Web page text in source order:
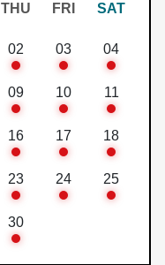
THU FRI SAT
02 03 04
09 10 11
16 17 18
23 24 25
30